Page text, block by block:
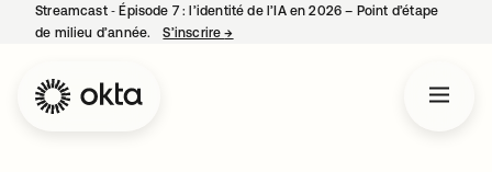
Streamcast ‑ Épisode 7 : l’identité de l’IA en 2026 – Point d’étape
de milieu d’année.
S’inscrire→